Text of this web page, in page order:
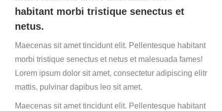
habitant morbi tristique senectus et
netus.
Maecenas sit amet tincidunt elit. Pellentesque habitant
morbi tristique senectus et netus et malesuada fames!
Lorem ipsum dolor sit amet, consectetur adipiscing elitr
mattis, pulvinar dapibus leo sit amet.
Maecenas sit amet tincidunt elit. Pellentesque habitant